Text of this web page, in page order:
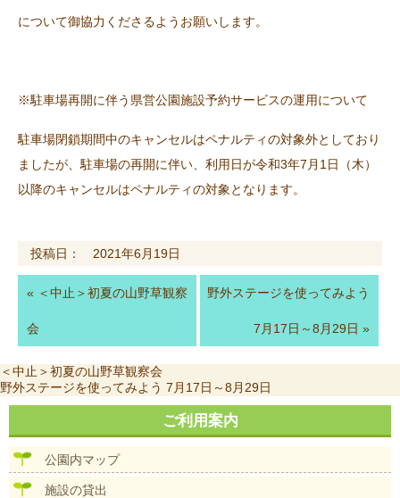
について御協力くださるようお願いします。
※駐車場再開に伴う県営公園施設予約サービスの運用について
駐車場閉鎖期間中のキャンセルはペナルティの対象外としており
ましたが、駐車場の再開に伴い、利用日が令和3年7月1日（木）
以降のキャンセルはペナルティの対象となります。
投稿日： 2021年6月19日
« ＜中止＞初夏の山野草観察
会
野外ステージを使ってみよう
7月17日～8月29日 »
投
稿
ナ
ゲ
前
の
投
＜中止＞初夏の山野草観察会
次
の
稿:
野外ステージを使ってみよう 7月17日～8月29日
ご利用案内
公園内マップ
施設の貸出